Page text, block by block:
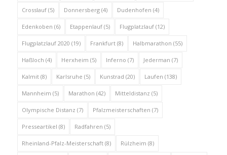
Crosslauf(5) Donnersberg(4) Dudenhofen (4)
Edenkoben (6) Etappenlauf(5) Flugplatzlauf(12)
Flugplatzlauf 2020 (19) Frankfurt(8) Halbmarathon (55)
Haßloch (4) Herxheim (5) Inferno (7) Jederman (7)
Kalmit(8) Karlsruhe (5) Kunstrad (20) Laufen (138)
Mannheim (5) Marathon (42) Mitteldistanz (5)
Olympische Distanz (7) Pfalzmeisterschaften (7)
Presseartikel (8) Radfahren (5)
Rheinland-Pfalz-Meisterschaft(8) Rülzheim (8)